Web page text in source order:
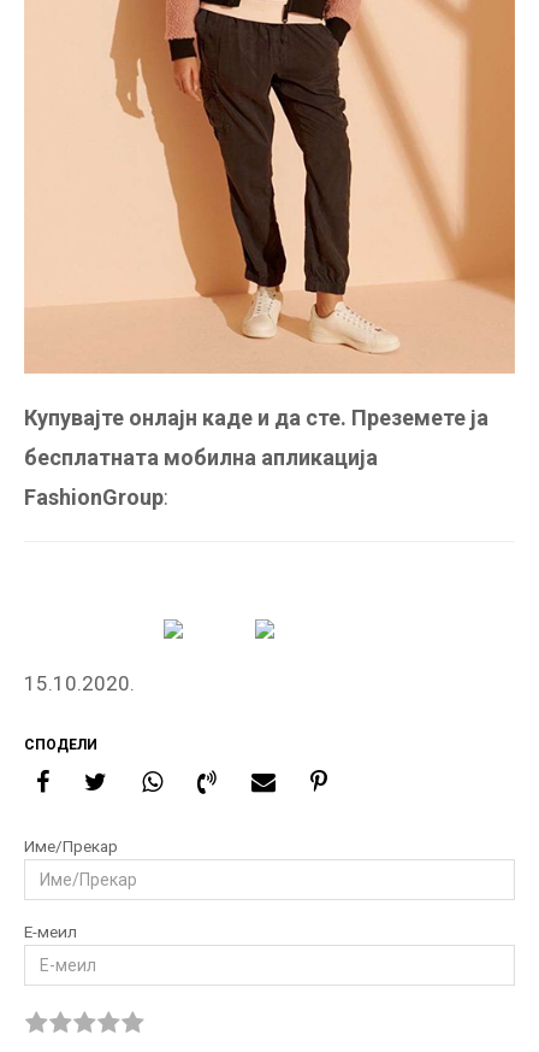
Купувајте онлајн каде и да сте. Преземете ја
бесплатната мобилна апликација
FashionGroup:
15.10.2020.
СПОДЕЛИ
Име/Прекар
Е-меил